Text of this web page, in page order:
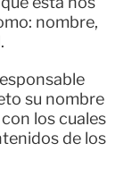
nombre,
su nombre
los cuales
de los